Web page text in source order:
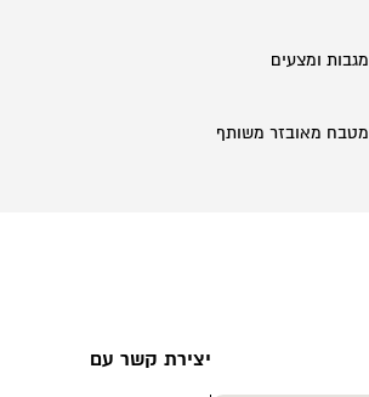
מגבות ומצעים
מטבח מאובזר משותף
יצירת קשר עם